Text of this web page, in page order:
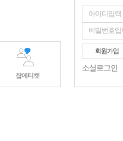
잡에티켓
회원가입
소셜로그인